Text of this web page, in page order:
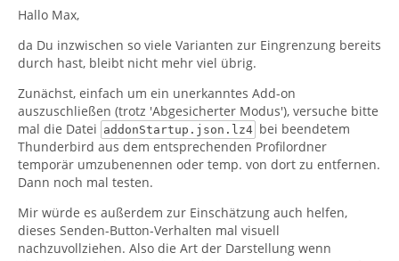
Hallo Max,
da Du inzwischen so viele Varianten zur Eingrenzung bereits
durch hast, bleibt nicht mehr viel übrig.
Zunächst, einfach um ein unerkanntes Add-on
auszuschließen (trotz 'Abgesicherter Modus'), versuche bitte
mal die Datei addonStartup.json.lz4 bei beendetem
Thunderbird aus dem entsprechenden Profilordner
temporär umzubenennen oder temp. von dort zu entfernen.
Dann noch mal testen.
Mir würde es außerdem zur Einschätzung auch helfen,
dieses Senden-Button-Verhalten mal visuell
nachzuvollziehen. Also die Art der Darstellung wenn